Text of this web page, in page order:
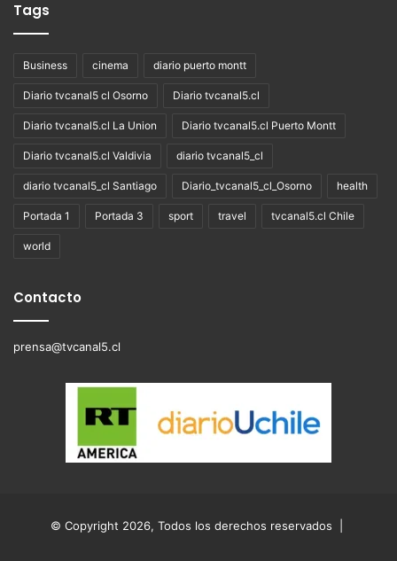
Tags
Business cinema diario puerto montt
Diario tvcanal5 cl Osorno Diario tvcanal5.cl
Diario tvcanal5.cl La Union Diario tvcanal5.cl Puerto Montt
Diario tvcanal5.cl Valdivia diario tvcanal5_cl
diario tvcanal5_cl Santiago Diario_tvcanal5_cl_Osorno health
Portada 1 Portada 3 sport travel tvcanal5.cl Chile
world
Contacto
prensa@tvcanal5.cl
© Copyright 2026, Todos los derechos reservados |